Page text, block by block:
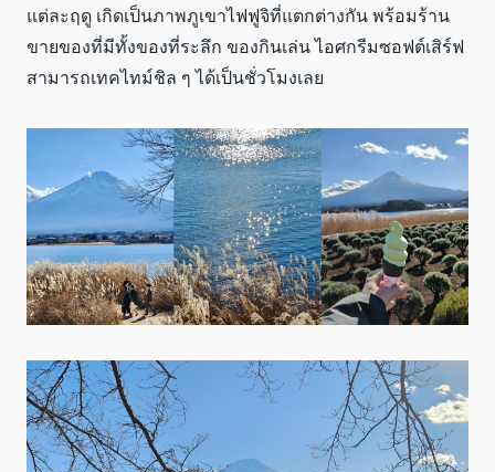
แต่ละฤดู เกิดเป็นภาพภูเขาไฟฟูจิที่แตกต่างกัน พร้อมร้าน
ขายของที่มีทั้งของที่ระลึก ของกินเล่น ไอศกรีมซอฟต์เสิร์ฟ
สามารถเทคไทม์ชิล ๆ ได้เป็นชั่วโมงเลย